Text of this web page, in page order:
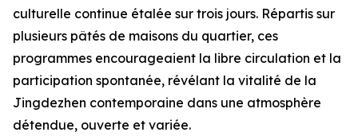
culturelle continue étalée sur trois jours. Répartis sur
plusieurs pâtés de maisons du quartier, ces
programmes encourageaient la libre circulation et la
participation spontanée, révélant la vitalité de la
Jingdezhen contemporaine dans une atmosphère
détendue, ouverte et variée.